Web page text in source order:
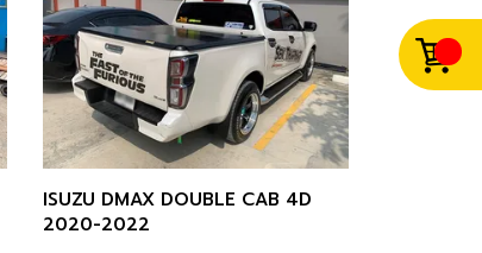
ISUZU DMAX DOUBLE CAB 4D
2020-2022